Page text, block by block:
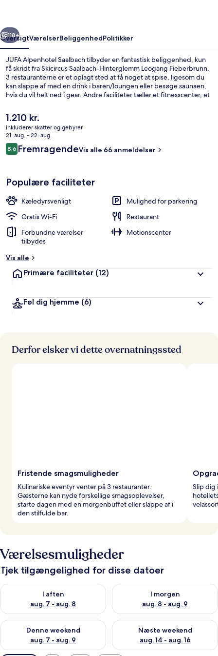
Næste
118+
OversigtVærelserBeliggenhedPolitikker
JUFA Alpenhotel Saalbach tilbyder en fantastisk beliggenhed, kun
få skridt fra Skicircus Saalbach-Hinterglemm Leogang Fieberbrunn.
3 restauranterne er et oplagt sted at få noget at spise, ligesom du
kan slappe af med en drink i baren/loungen eller besøge saunaen,
hvis du vil helt ned i gear. Andre faciliteter tæller et fitnesscenter, et
Den
nuværende
pris
er
1.210 kr.
1.210 kr.
inkluderer skatter og gebyrer
21. aug. - 22. aug.
Anmeldelser
8,68,6 ud af 10.
FremragendeVis alle 66 anmeldelser
Populære faciliteter
Kæledyrsvenligt
Mulighed for parkering
Gratis Wi-Fi
Restaurant
Forbundne værelser
tilbydes
Motionscenter
Vis alle
Primære faciliteter (12)
Føl dig hjemme (6)
Derfor elsker vi dette overnatningssted
Fristende smagsmuligheder
Kulinariske eventyr venter på 3 restauranter.
Gæsterne kan nyde forskellige smagsoplevelser,
starte dagen med en morgenbuffet eller slappe af i
den stilfulde bar.
Slip dig
Værelsesmuligheder
Tjek tilgængelighed for disse datoer
I aften
aug. 7 - aug. 8
Tjek tilgængelighed for i aften aug. 7 - aug. 8
I morgen
aug. 8 - aug. 9
Tjek tilgængelighed for i
Denne weekend
aug. 7 - aug. 9
Tjek tilgængelighed for denne weekend aug. 7 - aug. 9
Næste weekend
aug. 14 - aug. 16
Tjek tilgængelighed for næste